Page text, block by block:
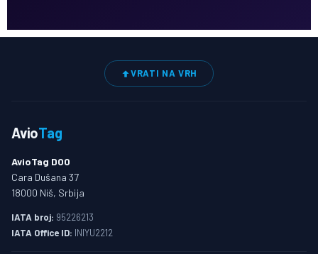
VRATI NA VRH
AvioTag
AvioTag DOO
Cara Dušana 37
18000 Niš, Srbija
IATA broj: 95226213
IATA Office ID: INIYU2212